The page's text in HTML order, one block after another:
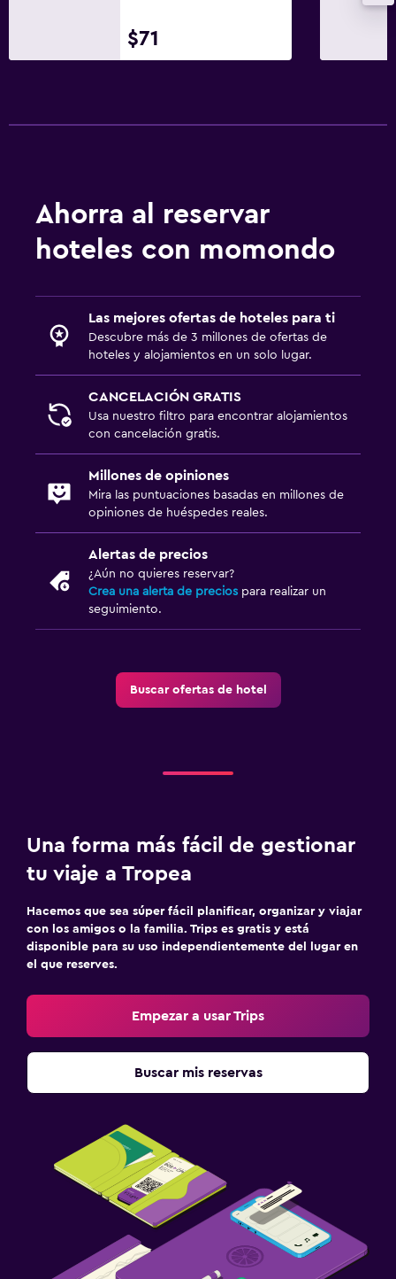
$71
Ahorra al reservar
hoteles con momondo
Las mejores ofertas de hoteles para ti
Descubre más de 3 millones de ofertas de
hoteles y alojamientos en un solo lugar.
CANCELACIÓN GRATIS
Usa nuestro filtro para encontrar alojamientos
con cancelación gratis.
Millones de opiniones
Mira las puntuaciones basadas en millones de
opiniones de huéspedes reales.
Alertas de precios
¿Aún no quieres reservar?
Crea una alerta de precios para realizar un
seguimiento.
Buscar ofertas de hotel
Una forma más fácil de gestionar
tu viaje a Tropea
Hacemos que sea súper fácil planificar, organizar y viajar
con los amigos o la familia. Trips es gratis y está
disponible para su uso independientemente del lugar en
el que reserves.
Empezar a usar Trips
Buscar mis reservas